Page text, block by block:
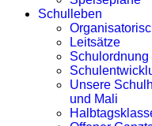
Schulleben
Leitsätze
Schulordnung
Unsere
und Mali